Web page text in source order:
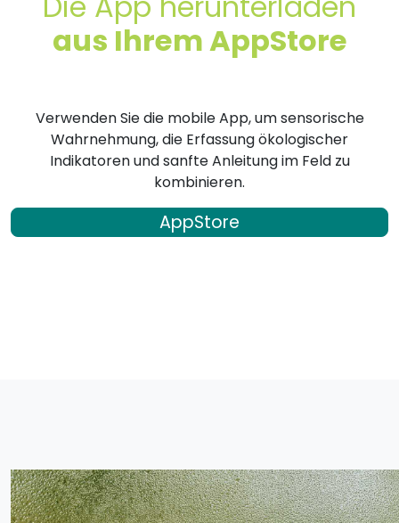
aus Ihrem AppStore
Verwenden Sie die mobile App, um sensorische
Wahrnehmung, die Erfassung ökologischer
Indikatoren und sanfte Anleitung im Feld zu
kombinieren.
AppStore